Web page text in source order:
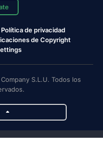
Política de privacidad
de Copyright
S.L.U. Todos los